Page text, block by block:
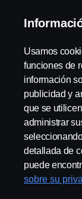
SCANIA
Aviso Legal
Usamos
funciones de
información
publicidad y
que se
administrar
detallada de
puede
sobre su